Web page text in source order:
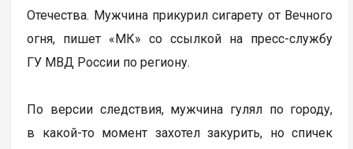
Отечества. Мужчина прикурил сигарету от Вечного
огня, пишет «МК» со ссылкой на пресс-службу
ГУ МВД России по региону.
По версии следствия, мужчина гулял по городу,
в какой-то момент захотел закурить, но спичек